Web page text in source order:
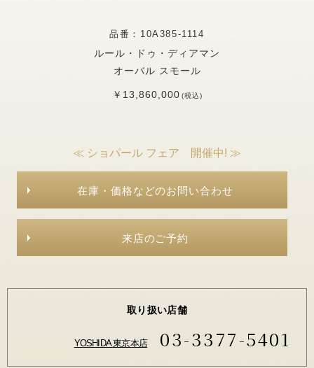
品番：10A385-1114
ルール・ドゥ・ディアマン
オーバル スモール
￥13,860,000(税込)
≪ ショパール フェア 開催中! ≫
在庫・価格などのお問い合わせ
来店のご予約
取り扱い店舗
YOSHIDA 東京本店 03-3377-5401